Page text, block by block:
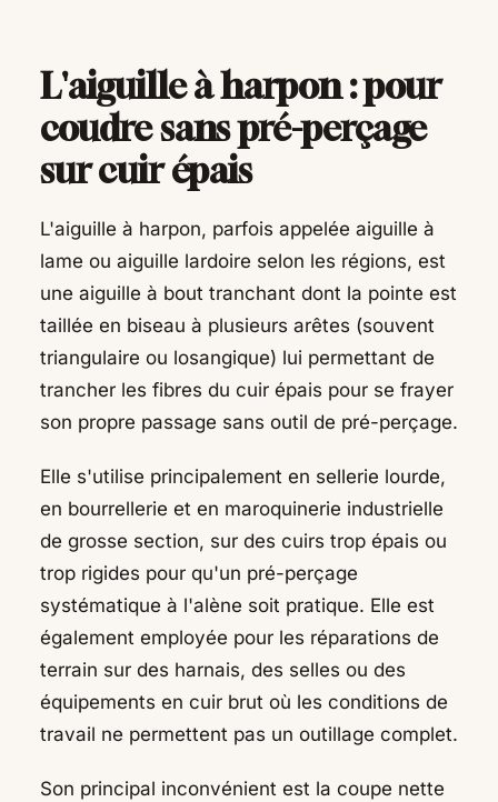
L'aiguille à harpon : pour
coudre sans pré-perçage
sur cuir épais
L'aiguille à harpon, parfois appelée aiguille à
lame ou aiguille lardoire selon les régions, est
une aiguille à bout tranchant dont la pointe est
taillée en biseau à plusieurs arêtes (souvent
triangulaire ou losangique) lui permettant de
trancher les fibres du cuir épais pour se frayer
son propre passage sans outil de pré-perçage.
Elle s'utilise principalement en sellerie lourde,
en bourrellerie et en maroquinerie industrielle
de grosse section, sur des cuirs trop épais ou
trop rigides pour qu'un pré-perçage
systématique à l'alène soit pratique. Elle est
également employée pour les réparations de
terrain sur des harnais, des selles ou des
équipements en cuir brut où les conditions de
travail ne permettent pas un outillage complet.
Son principal inconvénient est la coupe nette